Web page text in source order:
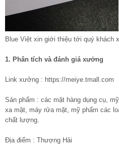
Blue Việt xin giới thiệu tới quý khách
1. Phân tích và đánh giá xưởng
Link xưởng : https://meiye.tmall.com
Sản phẩm : các mặt hàng dụng cụ,
xa mặt, máy rửa mặt, mỹ phẩm các
chất lượng.
Địa điểm : Thượng Hải